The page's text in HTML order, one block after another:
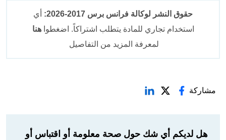
حقوق النشر لوكالة فرانس برس 2017-2026:
أي
استخدام تجاري للمادة يتطلب اشتراكاً. اضغطواهنا
لمعرفة المزيد من التفاصيل
مشاركة
هل لديكم أي شك حول صحة معلومة أو اقتباس أو